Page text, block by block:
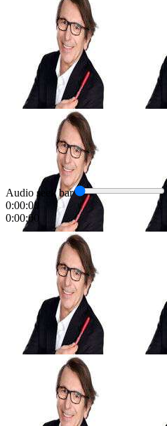
Audio seek bar
0:00:00
0:00:00